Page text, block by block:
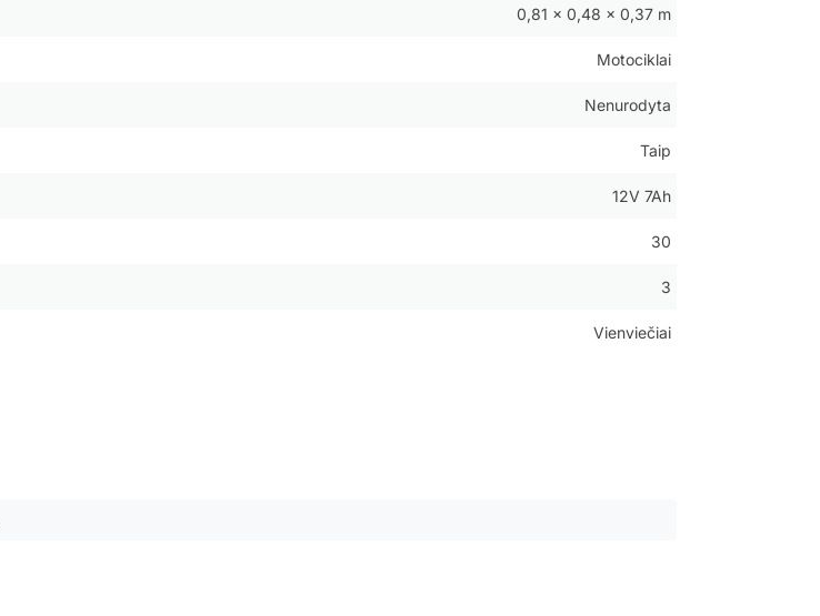
0,81 × 0,48 × 0,37 m
Motociklai
Nenurodyta
Taip
12V 7Ah
30
3
Vienviečiai